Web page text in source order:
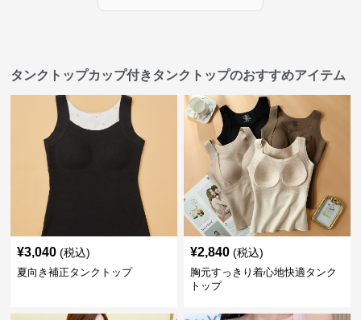
タンクトップカップ付きタンクトップのおすすめアイテム
¥3,040 (税込)
夏向き補正タンクトップ
¥2,840 (税込)
胸元すっきり着心地快適タンク
トップ